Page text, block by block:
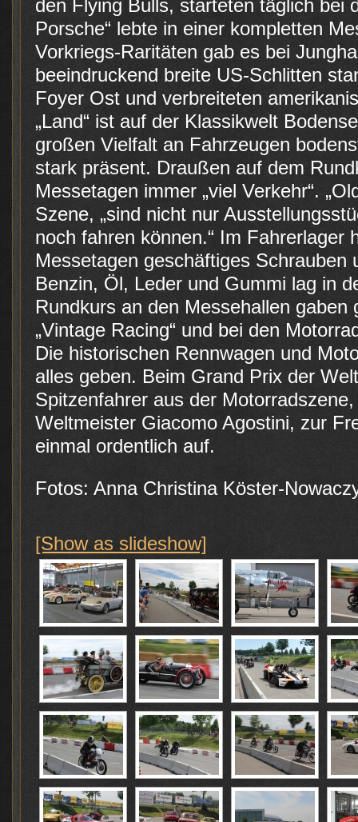
den Flying Bulls, starteten täglich bei
Porsche“ lebte in einer kompletten
Vorkriegs-Raritäten gab es bei
beeindruckend breite US-Schlitten
Foyer Ost und verbreiteten
„Land“ ist auf der Klassikwelt
großen Vielfalt an Fahrzeugen
stark präsent. Draußen auf dem
Messetagen immer „viel Verkehr“.
Szene, „sind nicht nur
noch fahren können.“ Im Fahrerlager
Messetagen geschäftiges Schrauben
Benzin, Öl, Leder und Gummi lag in
Rundkurs an den Messehallen gaben
„Vintage Racing“ und bei den
Die historischen Rennwagen und
alles geben. Beim Grand Prix der
Spitzenfahrer aus der
Weltmeister Giacomo Agostini, zur
einmal ordentlich auf.
Fotos: Anna Christina Köster-
[Show as slideshow]